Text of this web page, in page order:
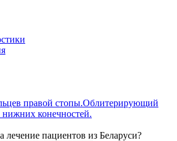
правой стопы.Облитерирующий
нижних конечностей.
пациентов из Беларуси?